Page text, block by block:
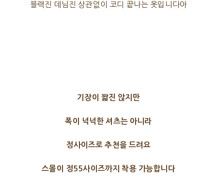
블랙진 데님진 상관없이 코디 끝나는 옷입니다아
기장이 짧진 않지만
폭이 넉넉한 셔츠는 아니라
정사이즈로 추천을 드려요
스몰이 정55사이즈까지 착용 가능합니다